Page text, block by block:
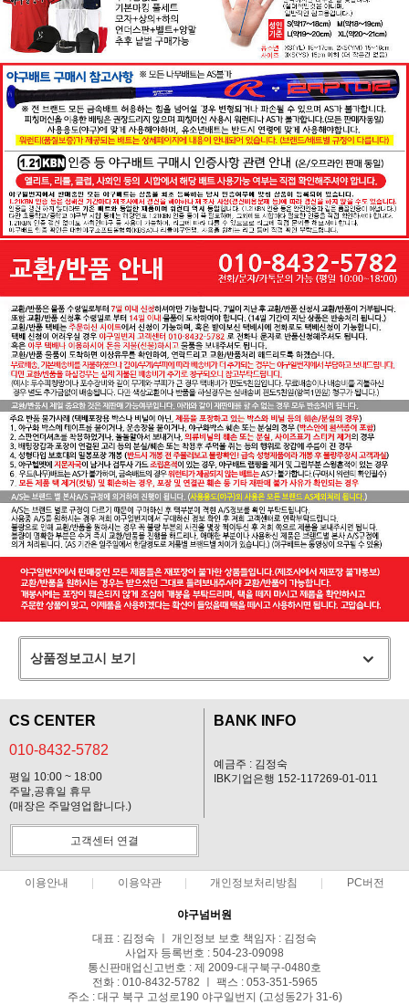
상품정보고시 보기
CS CENTER
010-8432-5782
평일 10:00 ~ 18:00
주말,공휴일 휴무
(매장은 주말영업합니다.)
BANK INFO
예금주 : 김정숙
IBK기업은행 152-117269-01-011
고객센터 연결
이용안내 이용약관 개인정보처리방침 PC버전
야구넘버원
대표 : 김정숙 ㅣ 개인정보 보호 책임자 : 김정숙
사업자 등록번호 : 504-23-09098
통신판매업신고번호 : 제 2009-대구북구-0480호
전화 : 010-8432-5782 ㅣ 팩스 : 053-351-5965
주소 : 대구 북구 고성로190 야구일번지 (고성동2가 31-6)